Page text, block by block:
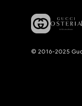
© 2016-2025